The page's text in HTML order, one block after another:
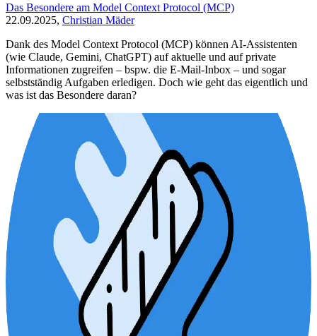
Das Besondere am Model Context Protocol (MCP)
22.09.2025, Christian Mäder
Dank des Model Context Protocol (MCP) können AI-Assistenten
(wie Claude, Gemini, ChatGPT) auf aktuelle und auf private
Informationen zugreifen – bspw. die E-Mail-Inbox – und sogar
selbstständig Aufgaben erledigen. Doch wie geht das eigentlich und
was ist das Besondere daran?